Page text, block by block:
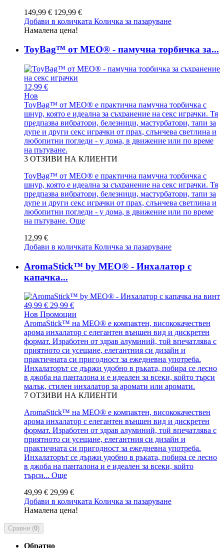
149,99 € 129,99 €
Добави в количката Количка за пазаруване
Намалена цена!
ToyBag™ от MEO® - памучна торбичка за...
12,99 €
Нов
ToyBag™ от MEO® е практична памучна торбичка с
шнур, която е идеална за съхранение на секс играчки. Тя
предпазва вибратори, белезници, мастурбатори, тапи за
дупе и други секс играчки от прах, слънчева светлина и
любопитни погледи - у дома, в движение или по време
на пътуване.
3 ОТЗИВИ НА КЛИЕНТИ
ToyBag™ от MEO® е практична памучна торбичка с
шнур, която е идеална за съхранение на секс играчки. Тя
предпазва вибратори, белезници, мастурбатори, тапи за
дупе и други секс играчки от прах, слънчева светлина и
любопитни погледи - у дома, в движение или по време
на пътуване. Още
12,99 €
Добави в количката Количка за пазаруване
AromaStick™ by MEO® - Инхалатор с
капачка...
49,99 € 29,99 €
Нов Промоции
AromaStick™ на MEO® е компактен, висококачествен
арома инхалатор с елегантен външен вид и дискретен
формат. Изработен от здрав алуминий, той впечатлява с
приятното си усещане, елегантния си дизайн и
практичната си пригодност за ежедневна употреба.
Инхалаторът се държи удобно в ръката, побира се лесно
в джоба на панталона и е идеален за всеки, който търси
малък, стилен инхалатор за аромати или аромати.
7 ОТЗИВИ НА КЛИЕНТИ
AromaStick™ на MEO® е компактен, висококачествен
арома инхалатор с елегантен външен вид и дискретен
формат. Изработен от здрав алуминий, той впечатлява с
приятното си усещане, елегантния си дизайн и
практичната си пригодност за ежедневна употреба.
Инхалаторът се държи удобно в ръката, побира се лесно
в джоба на панталона и е идеален за всеки, който
търси... Още
49,99 € 29,99 €
Добави в количката Количка за пазаруване
Намалена цена!
Сравни (0)
Обратно